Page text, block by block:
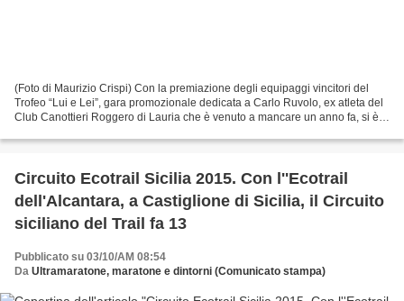
(Foto di Maurizio Crispi) Con la premiazione degli equipaggi vincitori del
Trofeo “Lui e Lei”, gara promozionale dedicata a Carlo Ruvolo, ex atleta del
Club Canottieri Roggero di Lauria che è venuto a mancare un anno fa, si è
Circuito Ecotrail Sicilia 2015. Con l''Ecotrail
dell'Alcantara, a Castiglione di Sicilia, il Circuito
siciliano del Trail fa 13
Pubblicato su 03/10/AM 08:54
Da Ultramaratone, maratone e dintorni (Comunicato stampa)